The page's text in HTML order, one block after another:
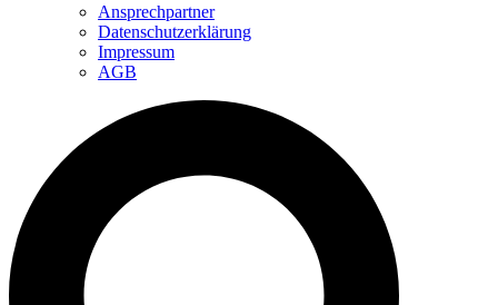
Ansprechpartner
Datenschutzerklärung
Impressum
AGB